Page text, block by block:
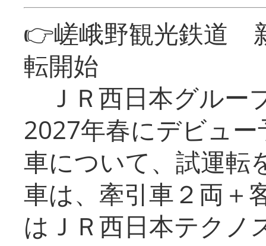
👉嵯峨野観光鉄道
転開始
ＪＲ西日本グルー
2027年春にデビュ
車について、試運転
車は、牽引車２両＋
はＪＲ西日本テクノ